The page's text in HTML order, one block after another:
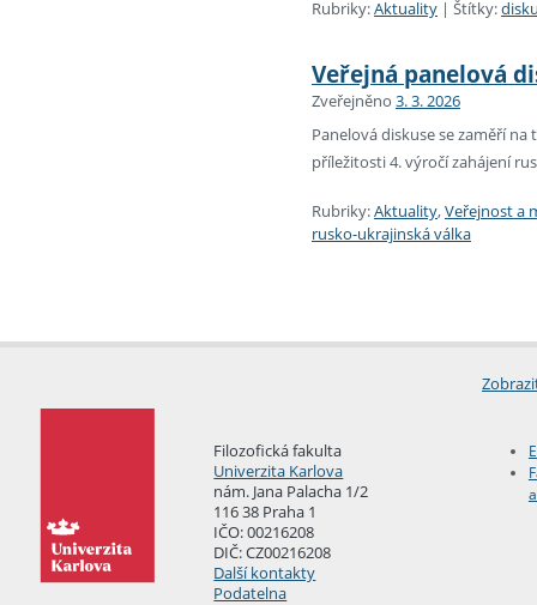
Rubriky:Aktuality | Štítky:
Veřejná panelová
Zveřejněno 3. 3. 2026
Panelová diskuse se zaměří
příležitosti 4. výročí zahájení
Rubriky:Aktuality,Veřejnost a
rusko-ukrajinská válka
Filozofická fakulta
Univerzita Karlova
nám. Jana Palacha 1/2
116 38 Praha 1
IČO: 00216208
DIČ: CZ00216208
Další kontakty
Podatelna